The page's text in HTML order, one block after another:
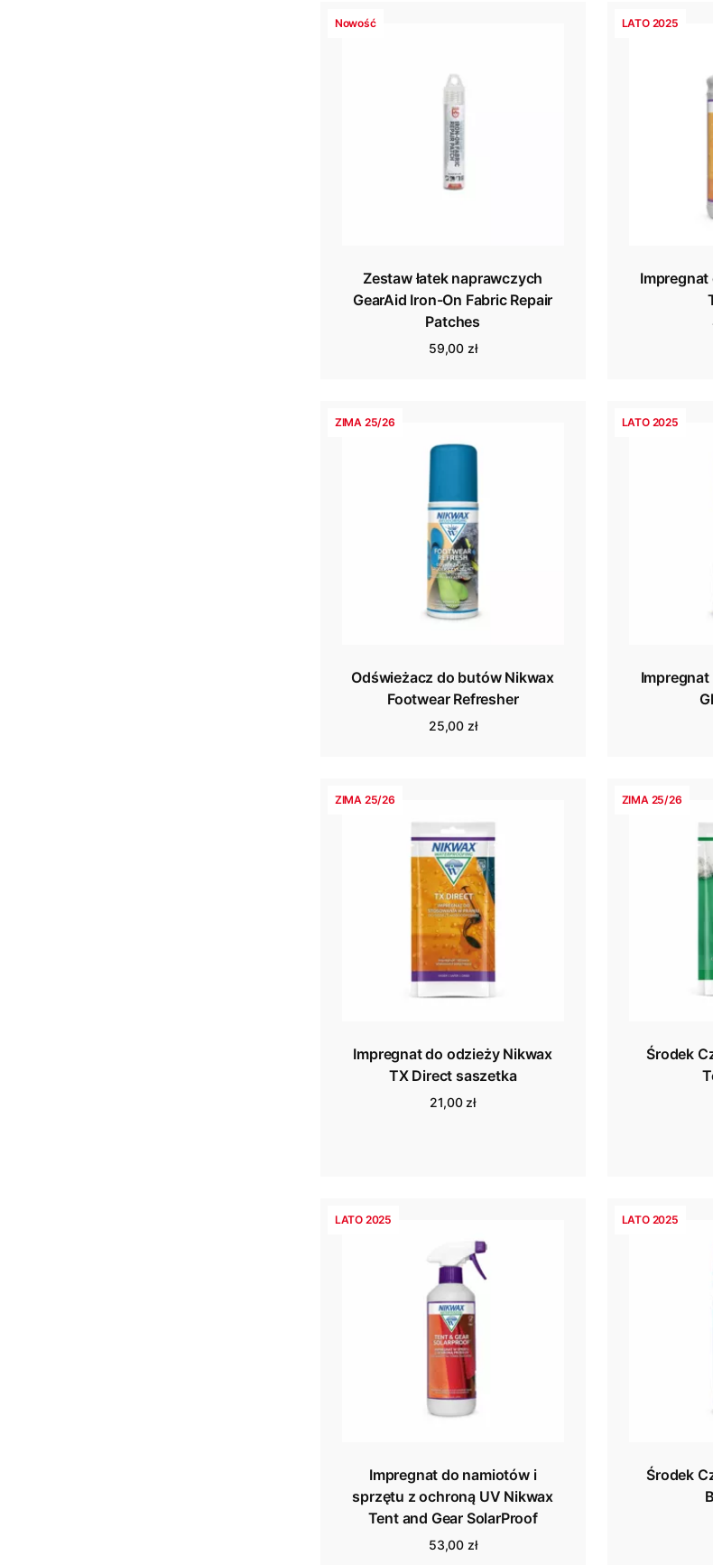
Nowość
Zestaw łatek naprawczych
GearAid Iron-On Fabric Repair
Patches
59,00 zł
LATO 2025
ZIMA 25/26
Odświeżacz do butów Nikwax
Footwear Refresher
25,00 zł
LATO 2025
ZIMA 25/26
Impregnat do odzieży Nikwax
TX Direct saszetka
21,00 zł
ZIMA 25/26
Środek
LATO 2025
Impregnat do namiotów i
sprzętu z ochroną UV Nikwax
Tent and Gear SolarProof
53,00 zł
LATO 2025
Środek